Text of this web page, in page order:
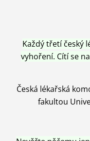
Každý třetí český
vyhoření. Cítí se
Česká lékařská
fakultou